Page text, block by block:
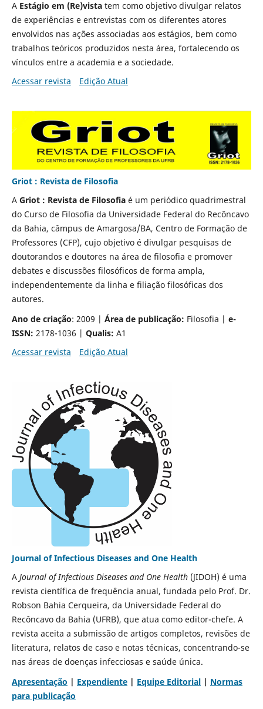
A Estágio em (Re)vistatem como objetivo divulgar relatos
de experiências e entrevistas com os diferentes atores
envolvidos nas ações associadas aos estágios, bem como
trabalhos teóricos produzidos nesta área, fortalecendo os
vínculos entre a academia e a sociedade.
Acessar revista
Edição Atual
Griot : Revista de Filosofia
A Griot : Revista de Filosofia é um periódico quadrimestral
do Curso de Filosofia da Universidade Federal do Recôncavo
da Bahia, câmpus de Amargosa/BA, Centro de Formação de
Professores (CFP), cujo objetivo é divulgar pesquisas de
doutorandos e doutores na área de filosofia e promover
debates e discussões filosóficos de forma ampla,
independentemente da linha e filiação filosóficas dos
autores.
Ano de criação: 2009 | Área de publicação: Filosofia | e-
ISSN: 2178-1036 | Qualis: A1
Acessar revista
Edição Atual
Journal of Infectious Diseases and One Health
A Journal of Infectious Diseases and One Health(JIDOH) é uma
revista científica de frequência anual, fundada pelo Prof. Dr.
Robson Bahia Cerqueira, da Universidade Federal do
Recôncavo da Bahia (UFRB), que atua como editor-chefe. A
revista aceita a submissão de artigos completos, revisões de
literatura, relatos de caso e notas técnicas, concentrando-se
nas áreas de doenças infecciosas e saúde única.
Apresentação | Expendiente| Equipe Editorial| Normas
para publicação